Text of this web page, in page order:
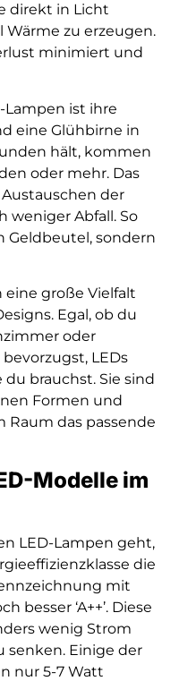
direkt in Licht
zu erzeugen.
minimiert und
Lampen ist ihre
eine Glühbirne in
hält, kommen
oder mehr. Das
der
weniger Abfall. So
Geldbeutel, sondern
große Vielfalt
Egal, ob du
oder
LEDs
brauchst. Sie sind
Formen und
Raum das passende
Modelle im
LED-Lampen geht,
die
mit
besser ‘A++’. Diese
wenig Strom
senken. Einige der
nur 5-7 Watt